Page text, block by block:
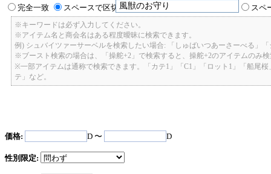
風獣のお守り
完全一致
スペースで区切ったキーワードのいずれかを含む スペ
※キーワードは必ず入力してください。
※アイテム名と商会名はある程度曖昧に検索できます。
例) シュバイツァーサーベルを検索したい場合: 「しゅばいつあーさーべる」
※ブースト検索の場合は、「操舵+2」で検索すると、操舵+2のアイテムのみ
※一部アイテムは通称で検索できます。「カテ1」「C1」「ロット1」「船尾
テ」など。
価格: D 〜 D
性別限定: